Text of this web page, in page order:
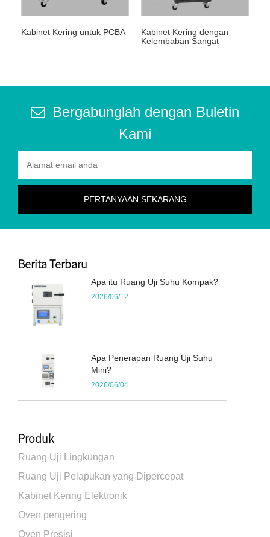
Kabinet Kering untuk PCBA
Kabinet Kering dengan
Kelembaban Sangat
Bergabunglah dengan Buletin
Kami
Berita Terbaru
Apa itu Ruang Uji Suhu Kompak?
2026/06/12
Apa Penerapan Ruang Uji Suhu
Mini?
2026/06/04
Produk
Ruang Uji Lingkungan
Ruang Uji Pelapukan yang Dipercepat
Kabinet Kering Elektronik
Oven pengering
Oven Presisi